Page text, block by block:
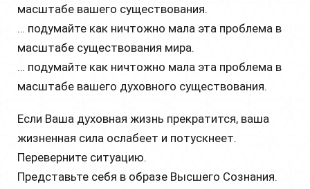
масштабе вашего существования.
… подумайте как ничтожно мала эта проблема в
масштабе существования мира.
… подумайте как ничтожно мала эта проблема в
масштабе вашего духовного существования.
Если Ваша духовная жизнь прекратится, ваша
жизненная сила ослабеет и потускнеет.
Переверните ситуацию.
Представьте себя в образе Высшего Сознания.